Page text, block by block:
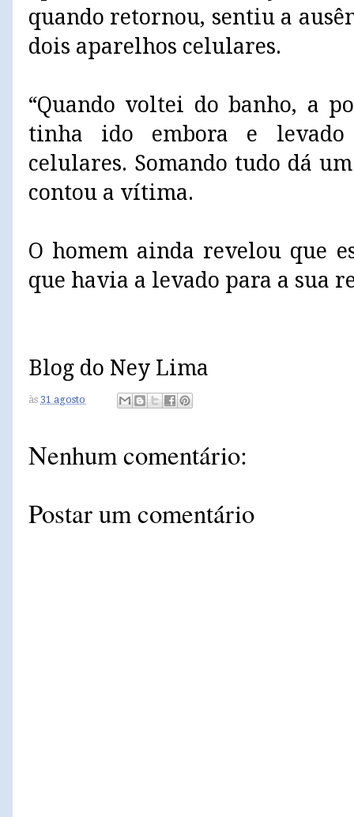
quando retornou, sentiu a
dois aparelhos celulares.
“Quando voltei do banho, a
tinha ido embora e levado
celulares. Somando tudo dá
contou a vítima.
O homem ainda revelou que
que havia a levado para a sua
Blog do Ney Lima
às 31 agosto
Nenhum comentário:
Postar um comentário